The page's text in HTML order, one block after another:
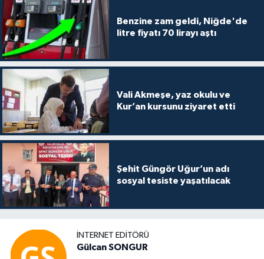
Benzine zam geldi, Niğde'de
litre fiyatı 70 lirayı aştı
Vali Akmeşe, yaz okulu ve
Kur’an kursunu ziyaret etti
Şehit Güngör Uğur’un adı
sosyal tesiste yaşatılacak
İNTERNET EDITÖRÜ
Gülcan SONGUR